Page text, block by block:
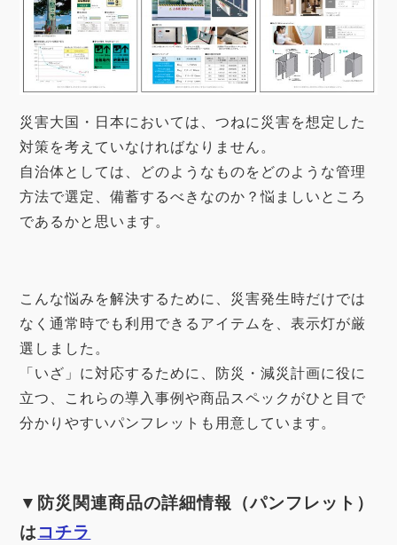
災害大国・日本においては、つねに災害を想定した
対策を考えていなければなりません。
自治体としては、どのようなものをどのような管理
方法で選定、備蓄するべきなのか？悩ましいところ
であるかと思います。
こんな悩みを解決するために、災害発生時だけでは
なく通常時でも利用できるアイテムを、表示灯が厳
選しました。
「いざ」に対応するために、防災・減災計画に役に
立つ、これらの導入事例や商品スペックがひと目で
分かりやすいパンフレットも用意しています。
▼防災関連商品の詳細情報（パンフレット）
はコチラ